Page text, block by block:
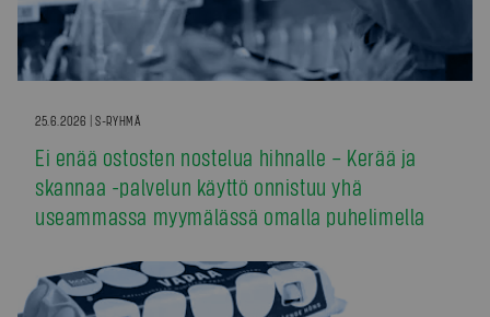
25.6.2026 | S-RYHMÄ
Ei enää ostosten nostelua hihnalle – Kerää ja
skannaa -palvelun käyttö onnistuu yhä
useammassa myymälässä omalla puhelimella